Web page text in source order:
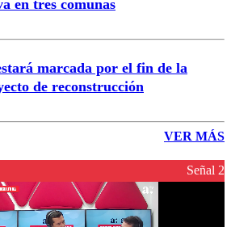
en tres comunas
marcada por el fin de la
de reconstrucción
VER MÁS
Señal 2